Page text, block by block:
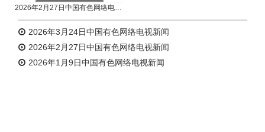
2026年2月27日中国有色网络电视新闻
2026年3月24日中国有色网络电视新闻
2026年2月27日中国有色网络电视新闻
2026年1月9日中国有色网络电视新闻